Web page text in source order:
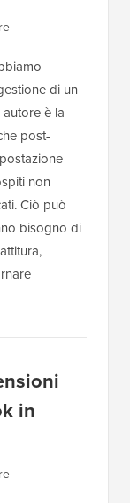
di un
è la
post-
non
Ciò può
bisogno di
in